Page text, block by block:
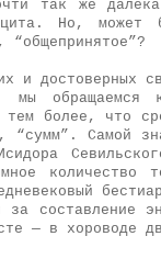
так же
Но,
“общепринятое”?
и достоверных
мы
более, что
“сумм”. Самой
количество
за составление
— в хороводе